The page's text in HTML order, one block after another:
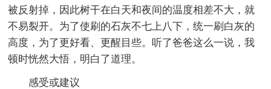
被反射掉，因此树干在白天和夜间的温度相差不大，就
不易裂开。为了使刷的石灰不七上八下，统一刷白灰的
高度，为了更好看、更醒目些。听了爸爸这么一说，我
顿时恍然大悟，明白了道理。
感受或建议